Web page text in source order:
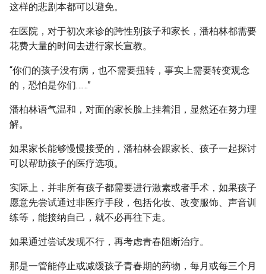
这样的悲剧本都可以避免。
在医院，对于初次来诊的跨性别孩子和家长，潘柏林都需要
花费大量的时间去进行家长宣教。
“你们的孩子没有病，也不需要扭转，事实上需要转变观念
的，恐怕是你们……”
潘柏林语气温和，对面的家长脸上挂着泪，显然还在努力理
解。
如果家长能够慢慢接受的，潘柏林会跟家长、孩子一起探讨
可以帮助孩子的医疗选项。
实际上，并非所有孩子都需要进行激素或者手术，如果孩子
愿意先尝试通过非医疗手段，包括化妆、改变服饰、声音训
练等，能接纳自己，就不必再往下走。
如果通过尝试发现不行，再考虑青春阻断治疗。
那是一管能停止或减缓孩子青春期的药物，每月或每三个月